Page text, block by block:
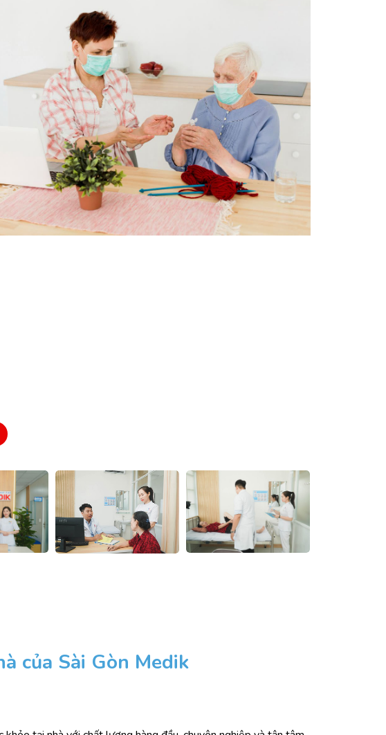
của Sài Gòn Medik